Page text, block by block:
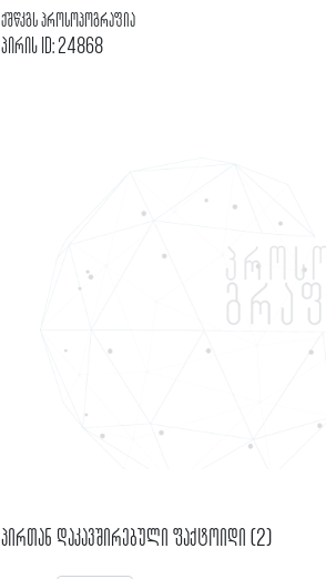
ქშწკგს პროსოპოგრაფია
პირის ID: 24868
პირთან დაკავშირებული ფაქტოიდი (2)